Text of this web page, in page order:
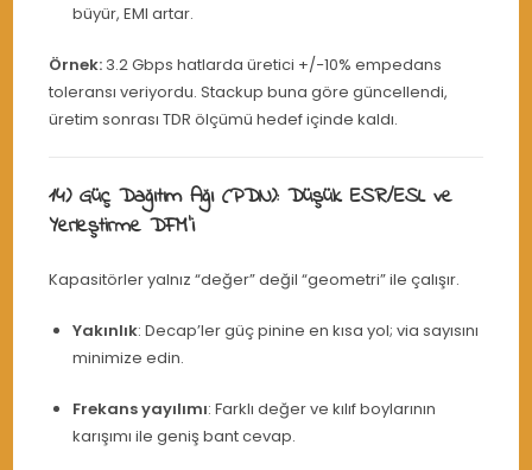
büyür, EMI artar.
Örnek: 3.2 Gbps hatlarda üretici +/−10% empedans
toleransı veriyordu. Stackup buna göre güncellendi,
üretim sonrası TDR ölçümü hedef içinde kaldı.
14) Güç Dağıtım Ağı (PDN): Düşük ESR/ESL ve
Yerleştirme DFM’i
Kapasitörler yalnız “değer” değil “geometri” ile çalışır.
Yakınlık: Decap’ler güç pinine en kısa yol; via sayısını
minimize edin.
Frekans yayılımı: Farklı değer ve kılıf boylarının
karışımı ile geniş bant cevap.